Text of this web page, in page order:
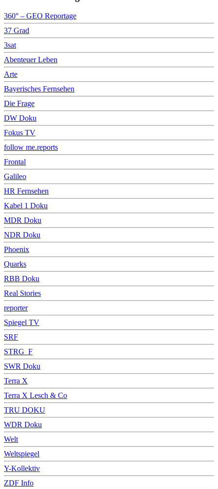
360° – GEO Reportage
37 Grad
3sat
Abenteuer Leben
Arte
Bayerisches Fernsehen
Die Frage
DW Doku
Fokus TV
follow me.reports
Frontal
Galileo
HR Fernsehen
Kabel 1 Doku
MDR Doku
NDR Doku
Phoenix
Quarks
RBB Doku
Real Stories
reporter
Spiegel TV
SRF
STRG_F
SWR Doku
Terra X
Terra X Lesch & Co
TRU DOKU
WDR Doku
Welt
Weltspiegel
Y-Kollektiv
ZDF Info